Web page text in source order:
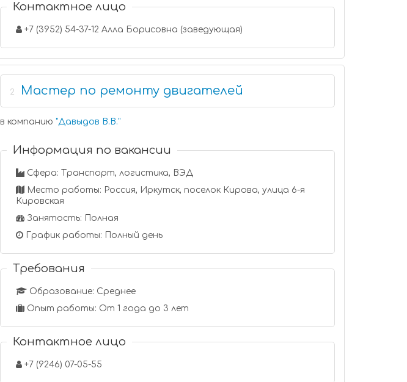
Контактное лицо
+7 (3952) 54-37-12 Алла Борисовна (заведующая)
2 Мастер по ремонту двигателей
в компанию"Давыдов В.В."
Информация по вакансии
Сфера: Транспорт, логистика, ВЭД
Место работы: Россия, Иркутск, поселок Кирова, улица 6-я
Кировская
Занятость: Полная
График работы: Полный день
Требования
Образование: Среднее
Опыт работы: От 1 года до 3 лет
Контактное лицо
+7 (9246) 07-05-55